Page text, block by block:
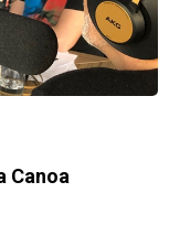
Canoa